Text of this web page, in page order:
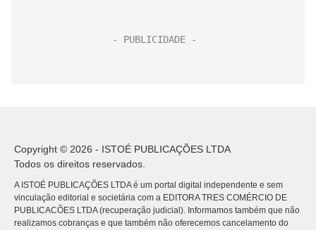
Copyright © 2026 - ISTOÉ PUBLICAÇÕES LTDA
Todos os direitos reservados.
A ISTOÉ PUBLICAÇÕES LTDA é um portal digital independente e sem
vinculação editorial e societária com a EDITORA TRES COMÉRCIO DE
PUBLICACÕES LTDA (recuperação judicial). Informamos também que não
realizamos cobranças e que também não oferecemos cancelamento do